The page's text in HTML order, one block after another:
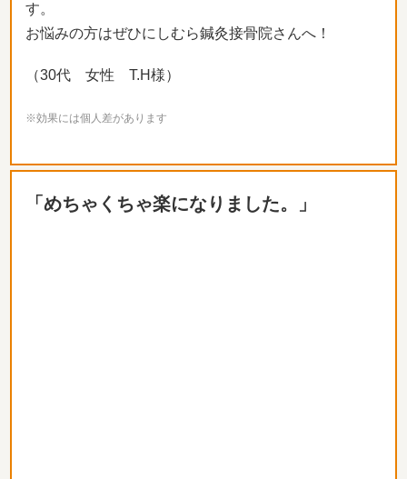
す。
お悩みの方はぜひにしむら鍼灸接骨院さんへ！
（30代 女性 T.H様）
※効果には個人差があります
「めちゃくちゃ楽になりました。」